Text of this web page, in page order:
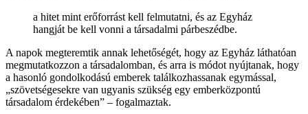
a hitet mint erőforrást kell felmutatni, és az Egyház
hangját be kell vonni a társadalmi párbeszédbe.
A napok megteremtik annak lehetőségét, hogy az Egyház láthatóan
megmutatkozzon a társadalomban, és arra is módot nyújtanak, hogy
a hasonló gondolkodású emberek találkozhassanak egymással,
„szövetségesekre van ugyanis szükség egy emberközpontú
társadalom érdekében” – fogalmaztak.